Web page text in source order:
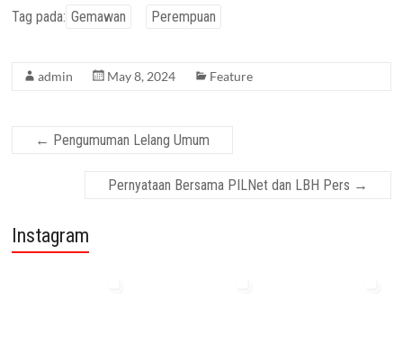
Tag pada: Gemawan Perempuan
admin May 8, 2024 Feature
← Pengumuman Lelang Umum
Pernyataan Bersama PILNet dan LBH Pers →
Instagram